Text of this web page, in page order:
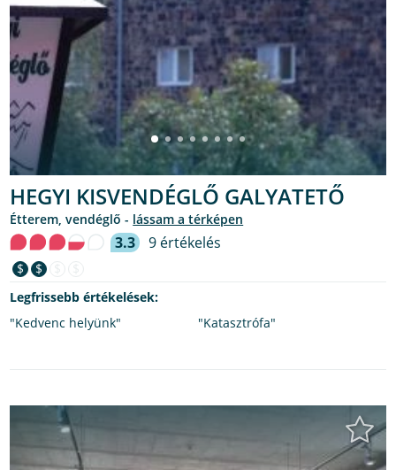
HEGYI KISVENDÉGLŐ GALYATETŐ
étterem, vendéglő - lássam a térképen
3.3 9 értékelés
$ $
Legfrissebb értékelések:
"Kedvenc helyünk"
"Katasztrófa"